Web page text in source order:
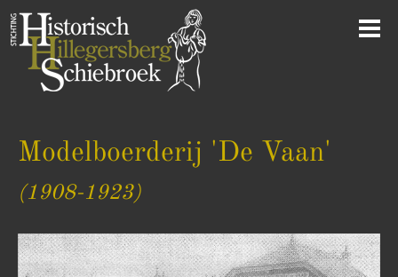
Modelboerderij 'De Vaan'
(1908-1923)